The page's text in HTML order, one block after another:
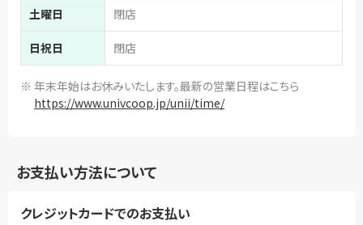
土曜日 閉店
日祝日 閉店
※ 年末年始はお休みいたします。最新の営業日程はこちら
https://www.univcoop.jp/unii/time/
お支払い方法について
クレジットカードでのお支払い